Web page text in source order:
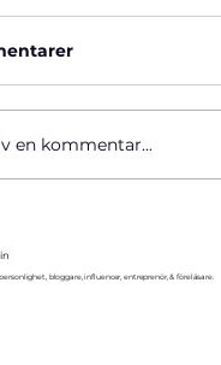
en kommentar...
bloggare, influencer, entreprenör, & föreläsare.